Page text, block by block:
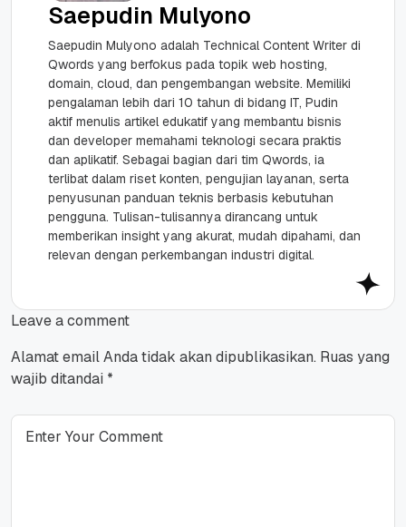
Saepudin Mulyono
Saepudin Mulyono adalah Technical Content Writer di
Qwords yang berfokus pada topik web hosting,
domain, cloud, dan pengembangan website. Memiliki
pengalaman lebih dari 10 tahun di bidang IT, Pudin
aktif menulis artikel edukatif yang membantu bisnis
dan developer memahami teknologi secara praktis
dan aplikatif. Sebagai bagian dari tim Qwords, ia
terlibat dalam riset konten, pengujian layanan, serta
penyusunan panduan teknis berbasis kebutuhan
pengguna. Tulisan-tulisannya dirancang untuk
memberikan insight yang akurat, mudah dipahami, dan
relevan dengan perkembangan industri digital.
Leave a comment
Alamat email Anda tidak akan dipublikasikan. Ruas yang
wajib ditandai *